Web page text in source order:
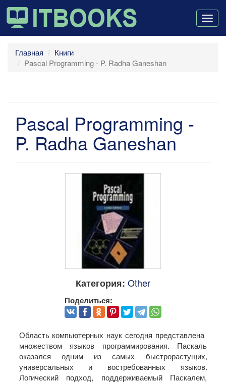
Главная
Книги
Pascal Programming - P. Radha Ganeshan
Pascal Programming -
P. Radha Ganeshan
Категория: Other
Поделиться:
Область компьютерных наук сегодня представлена ​​
множеством языков программирования. Паскаль
оказался одним из самых быстрорастущих,
универсальных и востребованных языков.
Логический подход, поддерживаемый Паскалем,